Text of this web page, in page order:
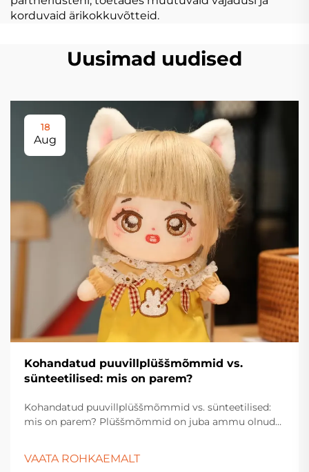
korduvaid ärikokkuvõtteid.
Uusimad uudised
18
Aug
Kohandatud puuvillplüššmõmmid vs.
sünteetilised: mis on parem?
Kohandatud puuvillplüššmõmmid vs. sünteetilised:
mis on parem? Plüššmõmmid on juba ammu olnud
emotsionaalne meeldivus teevad neist kultuuride
VAATA ROHKAEMALT